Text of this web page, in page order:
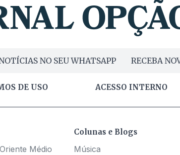
NO SEU WHATSAPP RECEBA
DE USO ACESSO INTERNO
Médio
Colunas e Blogs
Música